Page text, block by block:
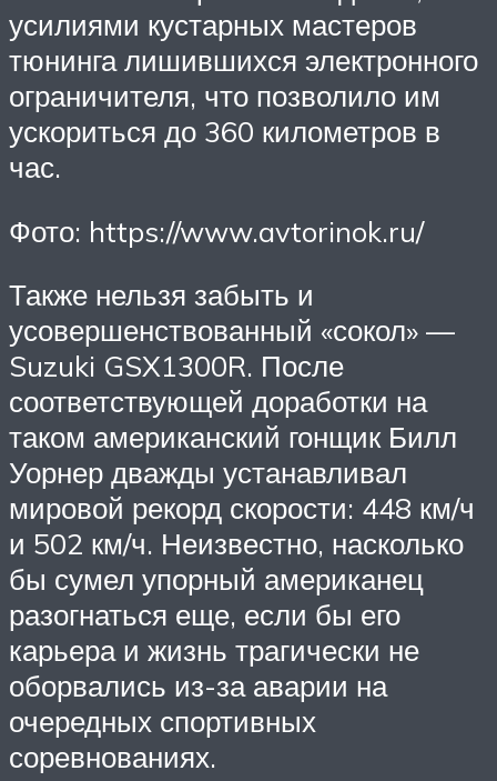
усилиями кустарных мастеров
тюнинга лишившихся электронного
ограничителя, что позволило им
ускориться до 360 километров в
час.
Фото: https://www.avtorinok.ru/
Также нельзя забыть и
усовершенствованный «сокол» —
Suzuki GSX1300R. После
соответствующей доработки на
таком американский гонщик Билл
Уорнер дважды устанавливал
мировой рекорд скорости: 448 км/ч
и 502 км/ч. Неизвестно, насколько
бы сумел упорный американец
разогнаться еще, если бы его
карьера и жизнь трагически не
оборвались из-за аварии на
очередных спортивных
соревнованиях.